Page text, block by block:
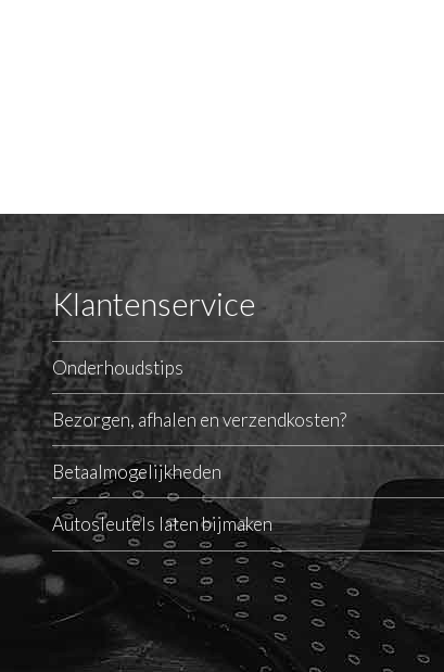
Klantenservice
Onderhoudstips
Bezorgen, afhalen en verzendkosten?
Betaalmogelijkheden
Autosleutels laten bijmaken